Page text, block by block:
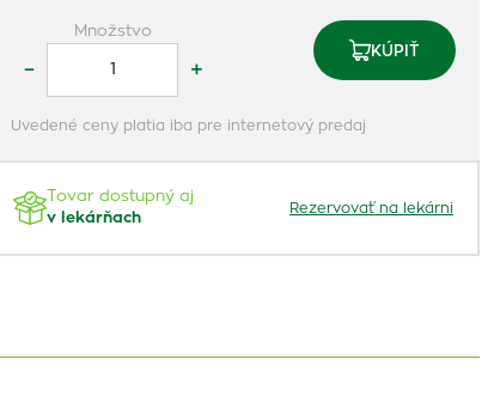
Množstvo
– +
KÚPIŤ
Uvedené ceny platia iba pre internetový predaj
Tovar dostupný aj
v lekárňach
Rezervovať na lekárni